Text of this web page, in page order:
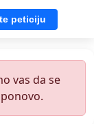
peticiju
vas da se